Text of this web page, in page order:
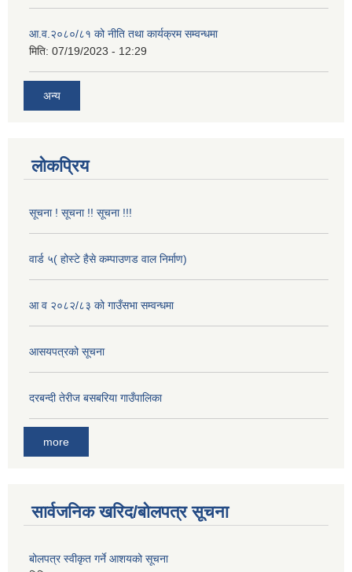
आ.व.२०८०/८१ को नीति तथा कार्यक्रम सम्वन्धमा
मिति: 07/19/2023 - 12:29
अन्य
लोकप्रिय
सूचना ! सूचना !! सूचना !!!
वार्ड ५( होस्टे हैसे कम्पाउणड वाल निर्माण)
आ व २०८२/८३ को गाउँसभा सम्वन्धमा
आसयपत्रको सूचना
दरबन्दी तेरीज बसबरिया गाउँपालिका
more
सार्वजनिक खरिद/बोलपत्र सूचना
बोलपत्र स्वीकृत गर्ने आशयको सूचना